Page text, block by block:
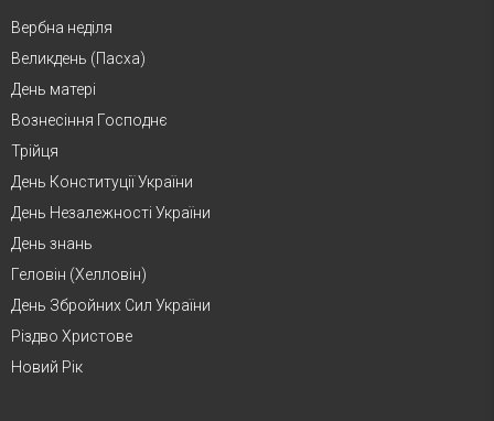
Вербна неділя
Великдень (Пасха)
День матері
Вознесіння Господнє
Трійця
День Конституції України
День Незалежності України
День знань
Геловін (Хелловін)
День Збройних Сил України
Різдво Христове
Новий Рік